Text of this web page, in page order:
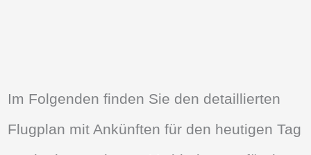
Im Folgenden finden Sie den detaillierten
Flugplan mit Ankünften für den heutigen Tag